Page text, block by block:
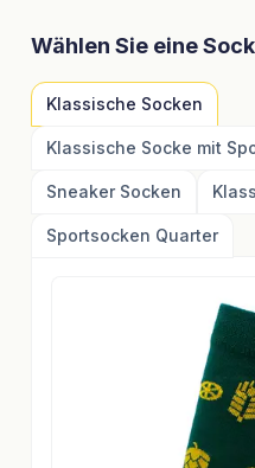
Wählen Sie eine
Klassische Socken
Klassische Socke mit
Sneaker Socken
Sportsocken Quarter